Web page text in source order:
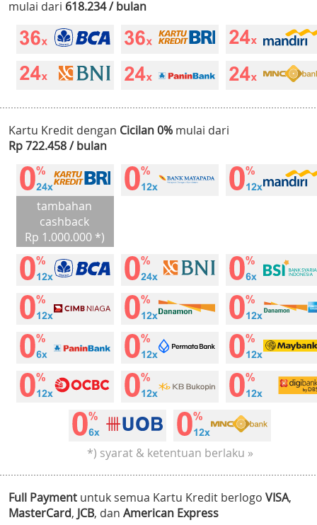
mulai dari 618.234 / bulan
Kartu Kredit dengan Cicilan 0% mulai dari
Rp 722.458 / bulan
tambahan
cashback
Rp 1.000.000 *)
*) syarat & ketentuan berlaku »
Full Payment untuk semua Kartu Kredit berlogo VISA,
MasterCard, JCB, dan American Express